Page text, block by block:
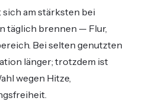
am stärksten bei
täglich brennen — Flur,
Bei selten genutzten
länger; trotzdem ist
wegen Hitze,